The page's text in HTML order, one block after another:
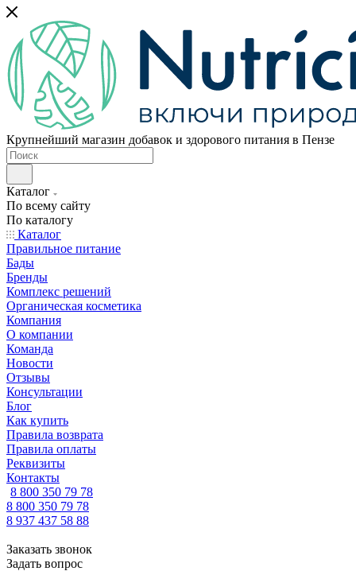
Крупнейший магазин добавок и здорового питания в Пензе
Каталог
По всему сайту
По каталогу
Каталог
Правильное питание
Бады
Бренды
Комплекс решений
Органическая косметика
Компания
О компании
Команда
Новости
Отзывы
Консультации
Блог
Как купить
Правила возврата
Правила оплаты
Реквизиты
Контакты
8 800 350 79 78
8 800 350 79 78
8 937 437 58 88
Заказать звонок
Задать вопрос